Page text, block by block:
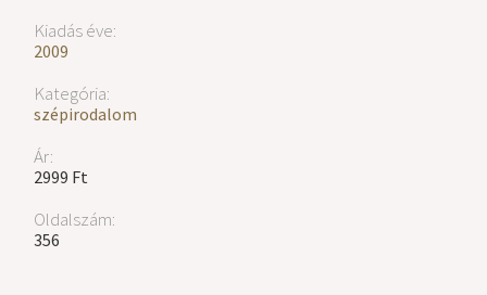
Kiadás éve:
2009
Kategória:
szépirodalom
Ár:
2999 Ft
Oldalszám:
356